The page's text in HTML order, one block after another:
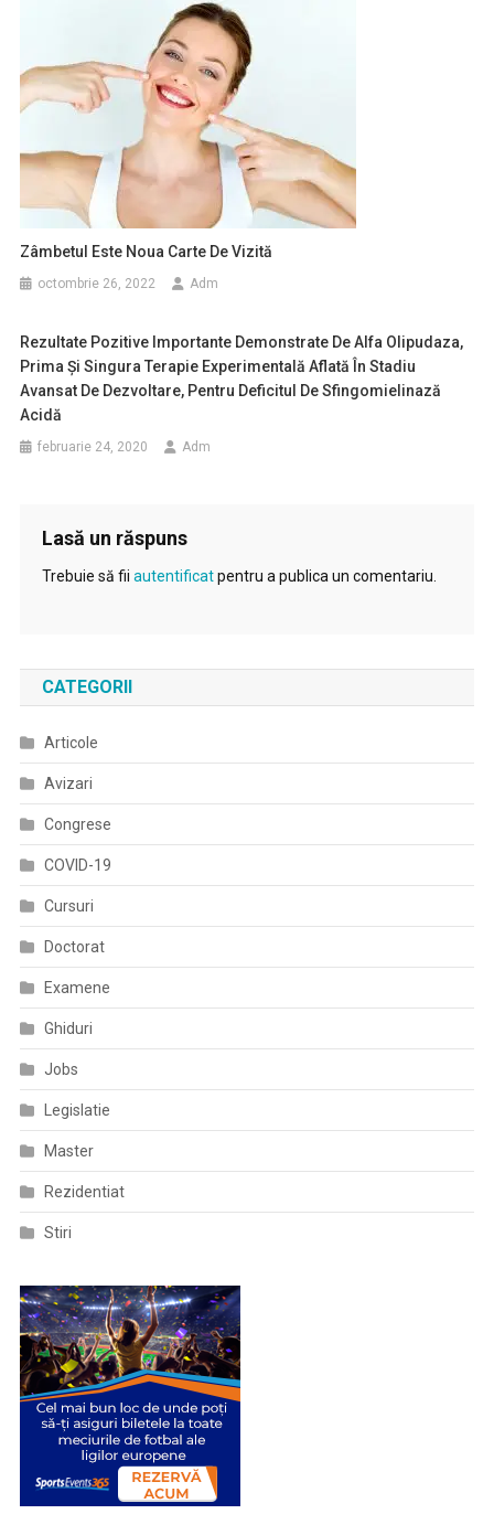
Zâmbetul Este Noua Carte De Vizită
octombrie 26, 2022 Adm
Rezultate Pozitive Importante Demonstrate De Alfa Olipudaza,
Prima Și Singura Terapie Experimentală Aflată În Stadiu
Avansat De Dezvoltare, Pentru Deficitul De Sfingomielinază
Acidă
februarie 24, 2020 Adm
Lasă un răspuns
Trebuie să fii autentificatpentru a publica un comentariu.
CATEGORII
Articole
Avizari
Congrese
COVID-19
Cursuri
Doctorat
Examene
Ghiduri
Jobs
Legislatie
Master
Rezidentiat
Stiri